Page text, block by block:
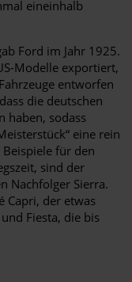
eineinhalb
Ford im Jahr 1925.
Modelle exportiert,
entworfen
die deutschen
haben, sodass
eine rein
für den
sind der
Nachfolger Sierra.
Capri, der etwas
Fiesta, die bis